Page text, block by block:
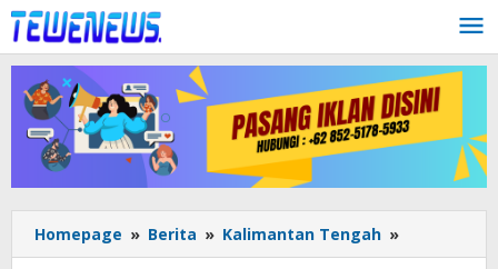
Lewati
ke
konten
Homepage » Berita » Kalimantan Tengah »
Polsek